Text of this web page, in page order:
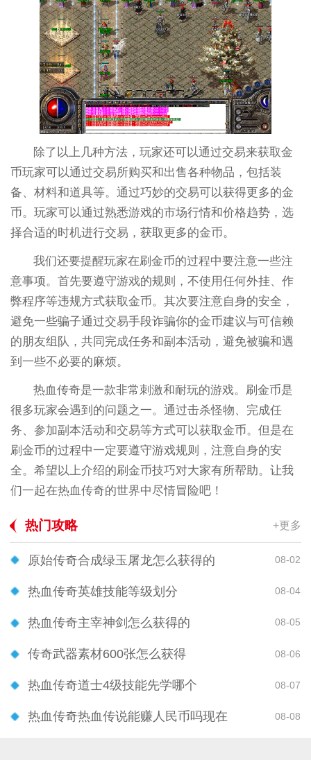
除了以上几种方法，玩家还可以通过交易来获取金
币玩家可以通过交易所购买和出售各种物品，包括装
备、材料和道具等。通过巧妙的交易可以获得更多的金
币。玩家可以通过熟悉游戏的市场行情和价格趋势，选
择合适的时机进行交易，获取更多的金币。
我们还要提醒玩家在刷金币的过程中要注意一些注
意事项。首先要遵守游戏的规则，不使用任何外挂、作
弊程序等违规方式获取金币。其次要注意自身的安全，
避免一些骗子通过交易手段诈骗你的金币建议与可信赖
的朋友组队，共同完成任务和副本活动，避免被骗和遇
到一些不必要的麻烦。
热血传奇是一款非常刺激和耐玩的游戏。刷金币是
很多玩家会遇到的问题之一。通过击杀怪物、完成任
务、参加副本活动和交易等方式可以获取金币。但是在
刷金币的过程中一定要遵守游戏规则，注意自身的安
全。希望以上介绍的刷金币技巧对大家有所帮助。让我
们一起在热血传奇的世界中尽情冒险吧！
热门攻略 +更多
原始传奇合成绿玉屠龙怎么获得的 08-02
热血传奇英雄技能等级划分 08-04
热血传奇主宰神剑怎么获得的 08-05
传奇武器素材600张怎么获得 08-06
热血传奇道士4级技能先学哪个 08-07
热血传奇热血传说能赚人民币吗现在 08-08